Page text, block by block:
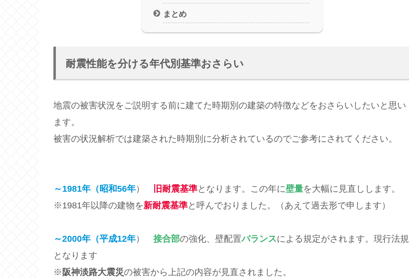
まとめ
耐震性能を分ける年代別基準おさらい
地震の被害状況をご説明する前に建てた時期別の建築の特徴などをおさらいしたいと思い
ます。
被害の状況解析では建築された時期別に分析されているのでご参考にされてください。
～1981年（昭和56年） 旧耐震基準となります。この年に壁量を大幅に見直しします。
※1981年以降の建物を新耐震基準と呼んでおりました。（あえて過去形で申します）
～2000年（平成12年） 接合部の強化、壁配置バランスによる規定がされます。現行法規
となります
※ 阪神淡路大震災の被害から上記の内容が見直されました。